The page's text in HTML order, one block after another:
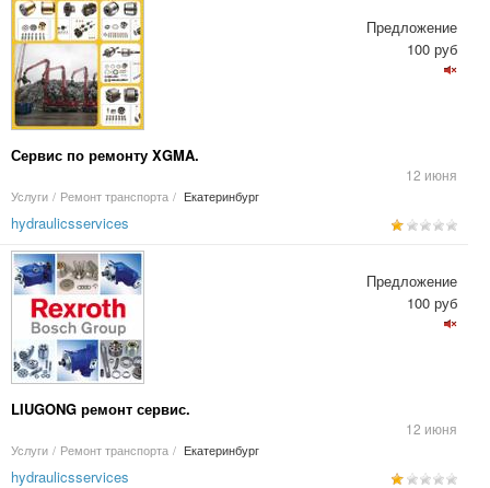
Сервис по ремонту XGMA.
12 июня
Услуги / Ремонт транспорта / Екатеринбург
Предложение
100 руб
hydraulicsservices
LIUGONG ремонт сервис.
12 июня
Услуги / Ремонт транспорта / Екатеринбург
Предложение
100 руб
hydraulicsservices